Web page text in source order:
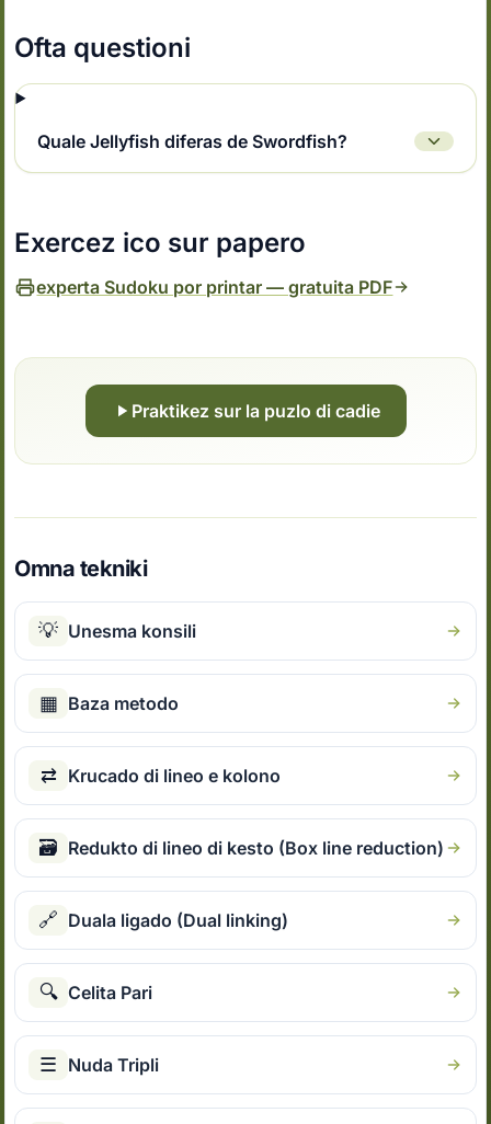
Ofta questioni
Quale Jellyfish diferas de Swordfish?
Exercez ico sur papero
experta Sudoku por printar — gratuita PDF
Praktikez sur la puzlo di cadie
Omna tekniki
💡 Unesma konsili
▦ Baza metodo
⇄ Krucado di lineo e kolono
🗃 Redukto di lineo di kesto (Box line reduction)
🔗 Duala ligado (Dual linking)
🔍 Celita Pari
☰ Nuda Tripli